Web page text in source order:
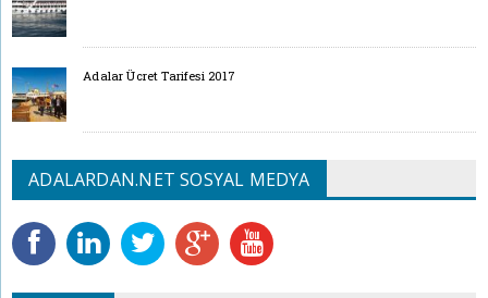
Adalar Ücret Tarifesi 2017
ADALARDAN.NET SOSYAL MEDYA